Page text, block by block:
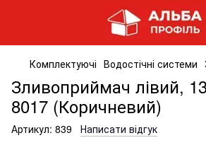
Комплектуючі Водостічні системи
Зливоприймач лівий,
8017 (Коричневий)
Артикул: 839 Написати відгук